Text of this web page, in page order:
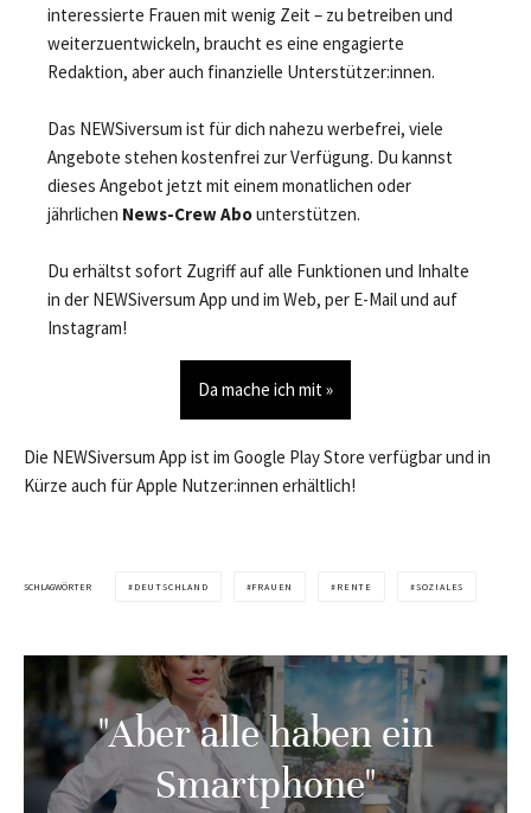
interessierte Frauen mit wenig Zeit – zu betreiben und
weiterzuentwickeln, braucht es eine engagierte
Redaktion, aber auch finanzielle Unterstützer:innen.
Das NEWSiversum ist für dich nahezu werbefrei, viele
Angebote stehen kostenfrei zur Verfügung. Du kannst
dieses Angebot jetzt mit einem monatlichen oder
jährlichen News-Crew Abounterstützen.
Du erhältst sofort Zugriff auf alle Funktionen und Inhalte
in der NEWSiversum App und im Web, per E-Mail und auf
Instagram!
Da mache ich mit »
Die NEWSiversum App ist im Google Play Store verfügbar und in
Kürze auch für Apple Nutzer:innen erhältlich!
SCHLAGWÖRTER DEUTSCHLAND FRAUEN RENTE SOZIALES
"Aber alle haben ein
Smartphone"